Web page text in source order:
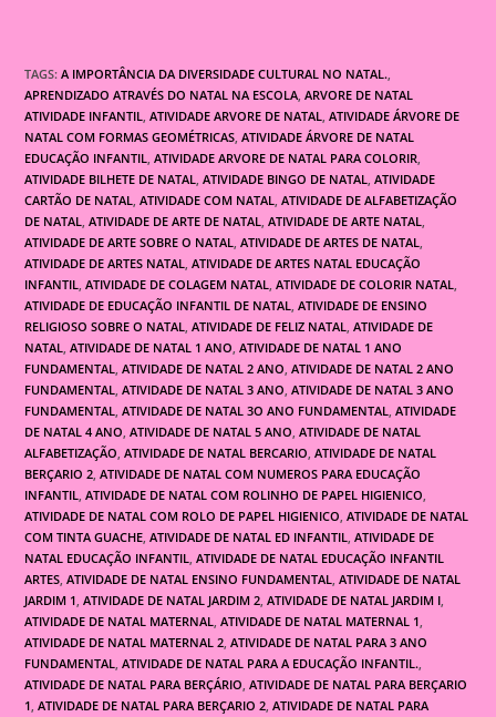
TAGS:A IMPORTÂNCIA DA DIVERSIDADE CULTURAL NO NATAL.,
APRENDIZADO ATRAVÉS DO NATAL NA ESCOLA, ARVORE DE NATAL
ATIVIDADE INFANTIL, ATIVIDADE ARVORE DE NATAL, ATIVIDADE ÁRVORE DE
NATAL COM FORMAS GEOMÉTRICAS, ATIVIDADE ÁRVORE DE NATAL
EDUCAÇÃO INFANTIL, ATIVIDADE ARVORE DE NATAL PARA COLORIR,
ATIVIDADE BILHETE DE NATAL, ATIVIDADE BINGO DE NATAL, ATIVIDADE
CARTÃO DE NATAL, ATIVIDADE COM NATAL, ATIVIDADE DE ALFABETIZAÇÃO
DE NATAL, ATIVIDADE DE ARTE DE NATAL, ATIVIDADE DE ARTE NATAL,
ATIVIDADE DE ARTE SOBRE O NATAL, ATIVIDADE DE ARTES DE NATAL,
ATIVIDADE DE ARTES NATAL, ATIVIDADE DE ARTES NATAL EDUCAÇÃO
INFANTIL, ATIVIDADE DE COLAGEM NATAL, ATIVIDADE DE COLORIR NATAL,
ATIVIDADE DE EDUCAÇÃO INFANTIL DE NATAL, ATIVIDADE DE ENSINO
RELIGIOSO SOBRE O NATAL, ATIVIDADE DE FELIZ NATAL, ATIVIDADE DE
NATAL, ATIVIDADE DE NATAL 1 ANO, ATIVIDADE DE NATAL 1 ANO
FUNDAMENTAL, ATIVIDADE DE NATAL 2 ANO, ATIVIDADE DE NATAL 2 ANO
FUNDAMENTAL, ATIVIDADE DE NATAL 3 ANO, ATIVIDADE DE NATAL 3 ANO
FUNDAMENTAL, ATIVIDADE DE NATAL 3O ANO FUNDAMENTAL, ATIVIDADE
DE NATAL 4 ANO, ATIVIDADE DE NATAL 5 ANO, ATIVIDADE DE NATAL
ALFABETIZAÇÃO, ATIVIDADE DE NATAL BERCARIO, ATIVIDADE DE NATAL
BERÇARIO 2, ATIVIDADE DE NATAL COM NUMEROS PARA EDUCAÇÃO
INFANTIL, ATIVIDADE DE NATAL COM ROLINHO DE PAPEL HIGIENICO,
ATIVIDADE DE NATAL COM ROLO DE PAPEL HIGIENICO, ATIVIDADE DE NATAL
COM TINTA GUACHE, ATIVIDADE DE NATAL ED INFANTIL, ATIVIDADE DE
NATAL EDUCAÇÃO INFANTIL, ATIVIDADE DE NATAL EDUCAÇÃO INFANTIL
ARTES, ATIVIDADE DE NATAL ENSINO FUNDAMENTAL, ATIVIDADE DE NATAL
JARDIM 1, ATIVIDADE DE NATAL JARDIM 2, ATIVIDADE DE NATAL JARDIM I,
ATIVIDADE DE NATAL MATERNAL, ATIVIDADE DE NATAL MATERNAL 1,
ATIVIDADE DE NATAL MATERNAL 2, ATIVIDADE DE NATAL PARA 3 ANO
FUNDAMENTAL, ATIVIDADE DE NATAL PARA A EDUCAÇÃO INFANTIL.,
ATIVIDADE DE NATAL PARA BERÇÁRIO, ATIVIDADE DE NATAL PARA BERÇARIO
1, ATIVIDADE DE NATAL PARA BERÇARIO 2, ATIVIDADE DE NATAL PARA